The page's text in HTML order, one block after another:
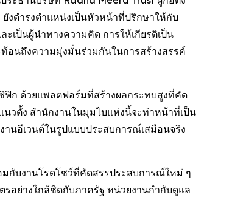
งดำรงตำแหน่งเป็นหัวหน้าที่ปรึกษาให้กับ
เป็นผู้นำทางความคิด การให้เกียรติเป็น
อนถึงความมุ่งมั่นร่วมกันในการสร้างสรรค์
ฟิก ด้วยแพลตฟอร์มที่สร้างผลกระทบสูงที่คัด
วตั้ง สำนักงานในมุมไบแห่งนี้จะทำหน้าที่เป็น
นอีเวนต์ในรูปแบบประสบการณ์เสมือนจริง
กับงานโรดโชว์ที่คัดสรรประสบการณ์ใหม่ ๆ
อย่างใกล้ชิดกับภาครัฐ หน่วยงานกำกับดูแล